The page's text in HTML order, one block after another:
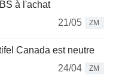
à l'achat
21/05
ZM
Canada est neutre
24/04
ZM